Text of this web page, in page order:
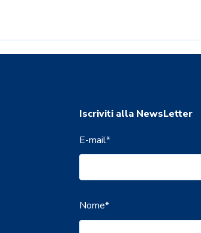
Iscriviti alla NewsLetter
E-mail*
Nome*